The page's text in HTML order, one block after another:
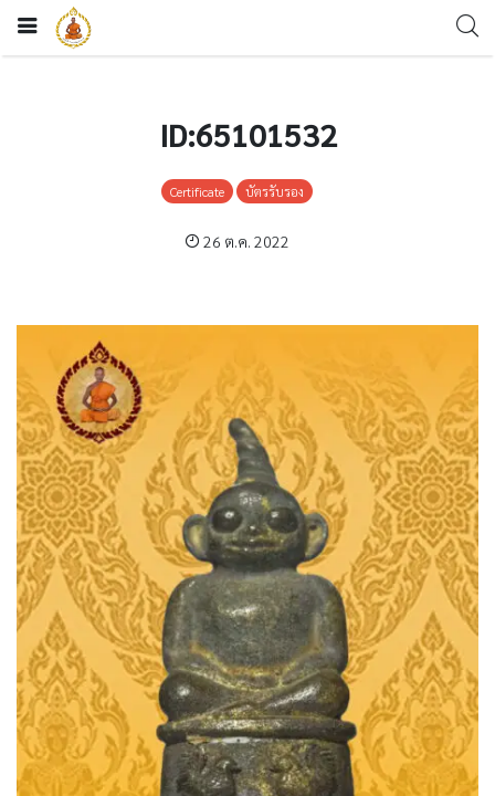
ID:65101532
Certificate บัตรรับรอง
26 ต.ค. 2022